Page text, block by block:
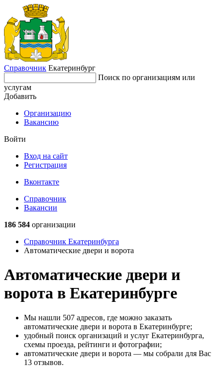
Справочник Екатеринбург
Поиск по организациям или
услугам
Добавить
Организацию
Вакансию
Войти
Вход на сайт
Регистрация
Вконтакте
Справочник
Вакансии
186 584 организации
Справочник Екатеринбурга
Автоматические двери и ворота
Автоматические двери и
ворота в Екатеринбурге
Мы нашли 507 адресов, где можно заказать
автоматические двери и ворота в Екатеринбурге;
удобный поиск организаций и услуг Екатеринбурга,
схемы проезда, рейтинги и фотографии;
автоматические двери и ворота — мы собрали для Вас
13 отзывов.